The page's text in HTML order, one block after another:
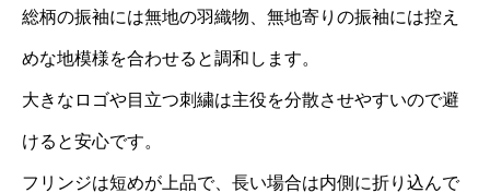
総柄の振袖には無地の羽織物、無地寄りの振袖には控え
めな地模様を合わせると調和します。
大きなロゴや目立つ刺繍は主役を分散させやすいので避
けると安心です。
フリンジは短めが上品で、長い場合は内側に折り込んで